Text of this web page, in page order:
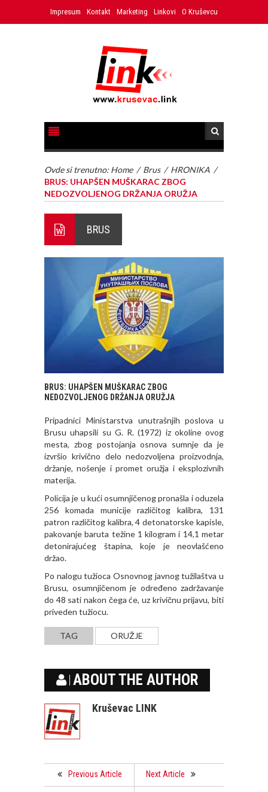
Impresum Kontakt Marketing Linkovi O Kruševcu
Ovde si trenutno: Home / Brus / HRONIKA /
BRUS: UHAPŠEN MUŠKARAC ZBOG
NEDOZVOLJENOG DRŽANJA ORUŽJA
BRUS
BRUS: UHAPŠEN MUŠKARAC ZBOG
NEDOZVOLJENOG DRŽANJA ORUŽJA
Pripadnici Ministarstva unutrašnjih poslova u
Brusu uhapsili su G. R. (1972) iz okoline ovog
mesta, zbog postojanja osnova sumnje da je
izvršio krivično delo nedozvoljena proizvodnja,
držanje, nošenje i promet oružja i eksplozivnih
materija.
Policija je u kući osumnjičenog pronašla i oduzela
256 komada municije različitog kalibra, 131
patron različitog kalibra, 4 detonatorske kapisle,
pakovanje baruta težine 1 kilogram i 14,1 metar
detonirajućeg štapina, koje je neovlašćeno
držao.
Po nalogu tužioca Osnovnog javnog tužilaštva u
Brusu, osumnjičenom je određeno zadržavanje
do 48 sati nakon čega će, uz krivičnu prijavu, biti
priveden tužiocu.
TAG ORUŽJE
ABOUT THE AUTHOR
Kruševac LINK
Previous Article Next Article